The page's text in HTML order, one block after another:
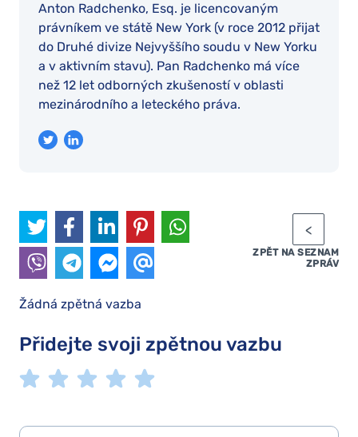
Anton Radchenko, Esq. je licencovaným
právníkem ve státě New York (v roce 2012 přijat
do Druhé divize Nejvyššího soudu v New Yorku
a v aktivním stavu). Pan Radchenko má více
než 12 let odborných zkušeností v oblasti
mezinárodního a leteckého práva.
ZPĚT NA SEZNAM
ZPRÁV
Žádná zpětná vazba
Přidejte svoji zpětnou vazbu